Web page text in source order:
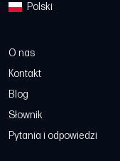
Polski
O nas
Kontakt
Blog
Słownik
Pytania i odpowiedzi